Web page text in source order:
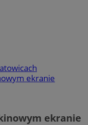
ekranie
ekranie